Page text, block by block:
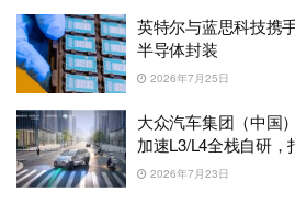
英特尔与蓝思科技携
半导体封装
2026年7月25日
大众汽车集团（中国
加速L3/L4全栈自研
2026年7月23日